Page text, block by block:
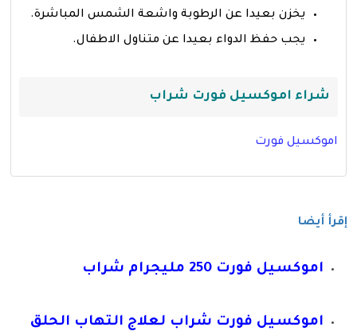
يخزن بعيدا عن الرطوبة واشعة الشمس المباشرة.
يجب حفظ الدواء بعيدا عن متناول الاطفال.
شراء اموكسيل فورت شراب
اموكسيل فورت
إقرأ أيضا
اموكسيل فورت 250 مليجرام شراب
اموكسيل فورت شراب لعلاج التهاب الحلق